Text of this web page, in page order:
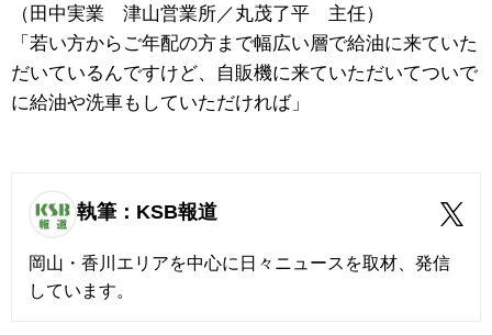
（田中実業 津山営業所／丸茂了平 主任）
「若い方からご年配の方まで幅広い層で給油に来ていた
だいているんですけど、自販機に来ていただいてついで
に給油や洗車もしていただければ」
執筆：KSB報道
岡山・香川エリアを中心に日々ニュースを取材、発信
しています。